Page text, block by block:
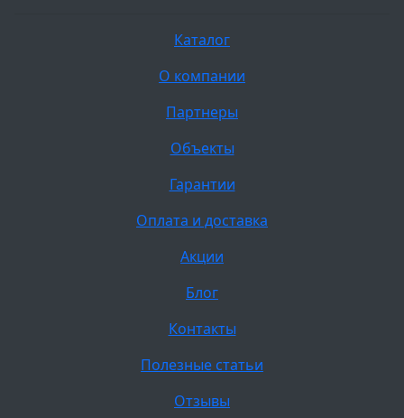
Каталог
О компании
Партнеры
Объекты
Гарантии
Оплата и доставка
Акции
Блог
Контакты
Полезные статьи
Отзывы